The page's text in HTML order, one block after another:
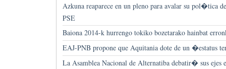
Azkuna reaparece en un pleno para avalar su pol�tica
PSE
Baiona 2014-k hurrengo tokiko bozetarako hainbat
EAJ-PNB propone que Aquitania dote de un �estatus
La Asamblea Nacional de Alternatiba debatir� sus ejes